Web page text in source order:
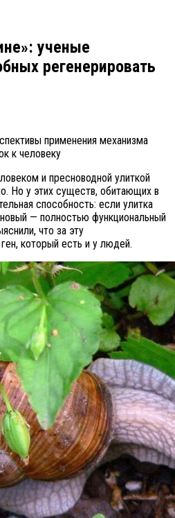
ученые
регенерировать
применения механизма
к человеку
и пресноводной улиткой
Но у этих существ, обитающих в
способность: если улитка
— полностью функциональный
что за эту
который есть и у людей.